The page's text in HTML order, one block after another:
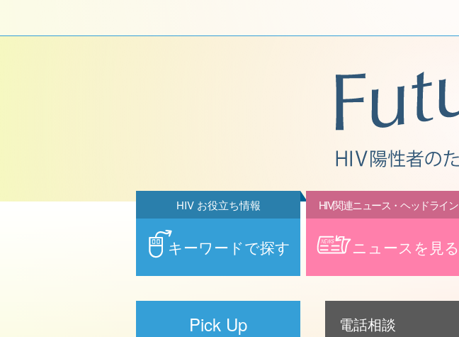
キーワードで探す
HIV お役立ち情報
ニュースを見る
HIV関連ニュース・ヘッドライン
電話相談
Pick Up